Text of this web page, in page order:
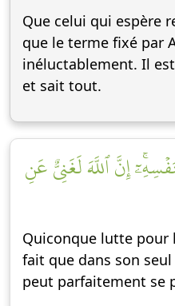
Que celui qui espère
que le terme fixé par
inéluctablement. Il
et sait tout.
إِنَّ ٱللَّهَ لَغَنِيٌّ عَنِ
Quiconque lutte pour
fait que dans son
peut parfaitement se